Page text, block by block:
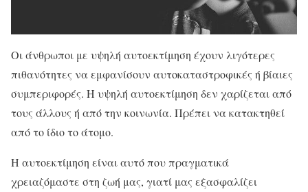
Οι άνθρωποι με υψηλή αυτοεκτίμηση έχουν λιγότερες
πιθανότητες να εμφανίσουν αυτοκαταστροφικές ή βίαιες
συμπεριφορές. Η υψηλή αυτοεκτίμηση δεν χαρίζεται από
τους άλλους ή από την κοινωνία. Πρέπει να κατακτηθεί
από το ίδιο το άτομο.
Η αυτοεκτίμηση είναι αυτό που πραγματικά
χρειαζόμαστε στη ζωή μας, γιατί μας εξασφαλίζει